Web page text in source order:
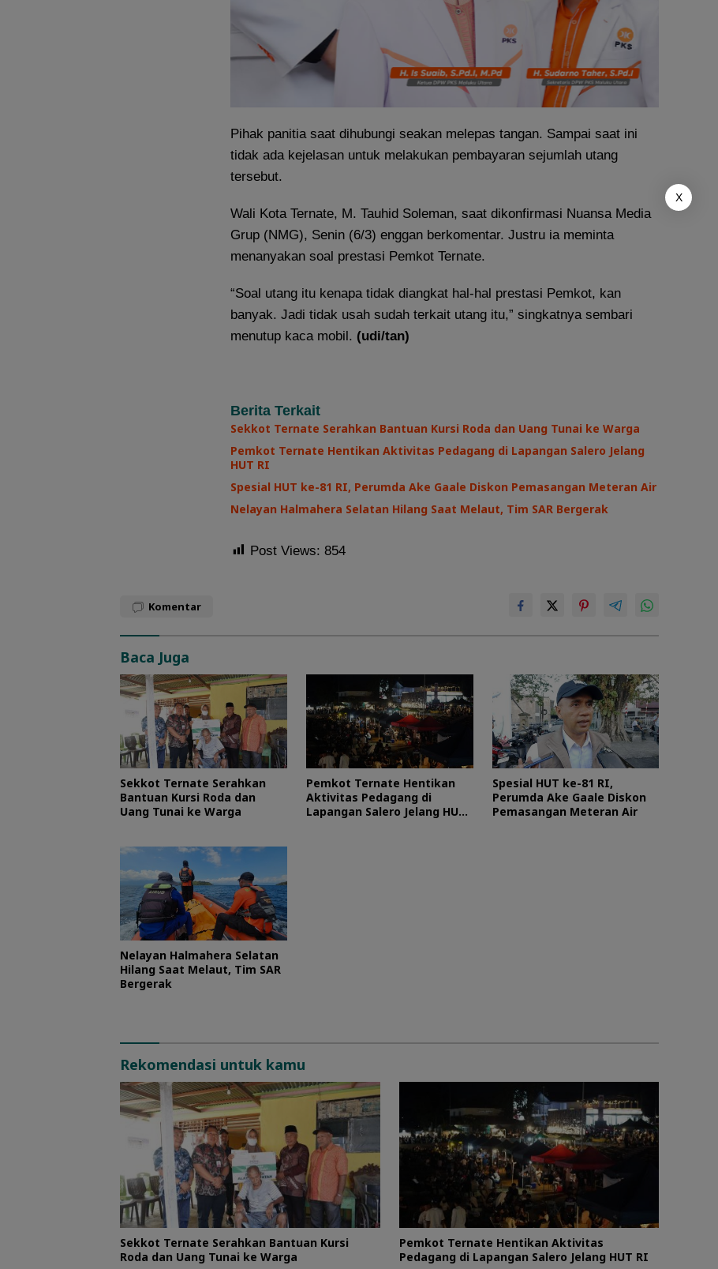
Pihak panitia saat dihubungi seakan melepas tangan. Sampai saat ini
tidak ada kejelasan untuk melakukan pembayaran sejumlah utang
tersebut.
Wali Kota Ternate, M. Tauhid Soleman, saat dikonfirmasi Nuansa Media
Grup (NMG), Senin (6/3) enggan berkomentar. Justru ia meminta
menanyakan soal prestasi Pemkot Ternate.
“Soal utang itu kenapa tidak diangkat hal-hal prestasi Pemkot, kan
banyak. Jadi tidak usah sudah terkait utang itu,” singkatnya sembari
menutup kaca mobil. (udi/tan)
Berita Terkait
Sekkot Ternate Serahkan Bantuan Kursi Roda dan Uang Tunai ke Warga
Pemkot Ternate Hentikan Aktivitas Pedagang di Lapangan Salero Jelang
HUT RI
Spesial HUT ke-81 RI, Perumda Ake Gaale Diskon Pemasangan Meteran Air
Nelayan Halmahera Selatan Hilang Saat Melaut, Tim SAR Bergerak
Post Views: 854
Komentar
Baca Juga
Sekkot Ternate Serahkan
Bantuan Kursi Roda dan
Uang Tunai ke Warga
Pemkot Ternate Hentikan
Aktivitas Pedagang di
Lapangan Salero Jelang HUT
Spesial HUT ke-81 RI,
Perumda Ake Gaale Diskon
Pemasangan Meteran Air
Nelayan Halmahera Selatan
Hilang Saat Melaut, Tim SAR
Bergerak
Rekomendasi untuk kamu
Sekkot Ternate Serahkan Bantuan Kursi
Roda dan Uang Tunai ke Warga
Pemkot Ternate Hentikan Aktivitas
Pedagang di Lapangan Salero Jelang HUT RI
X